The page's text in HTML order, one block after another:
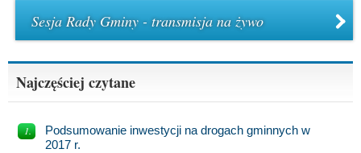
Sesja Rady Gminy - transmisja na żywo
Najczęściej czytane
Podsumowanie inwestycji na drogach gminnych w
2017 r.